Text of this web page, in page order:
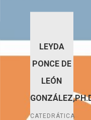
LEYDA
PONCE DE
LEÓN
CATEDRÁTICA